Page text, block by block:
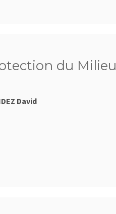
du Milieu
David